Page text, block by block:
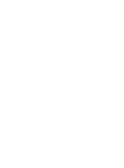
Настенные
Ёмкостные
Системы